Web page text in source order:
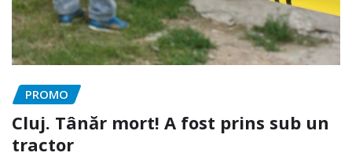
PROMO
Cluj. Tânăr mort! A fost prins sub un
tractor